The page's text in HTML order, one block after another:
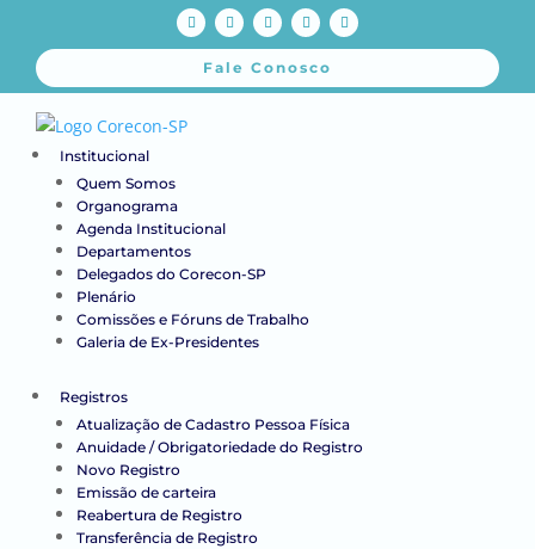
Fale Conosco
Institucional
Quem Somos
Organograma
Agenda Institucional
Departamentos
Delegados do Corecon-SP
Plenário
Comissões e Fóruns de Trabalho
Galeria de Ex-Presidentes
Registros
Atualização de Cadastro Pessoa Física
Anuidade / Obrigatoriedade do Registro
Novo Registro
Emissão de carteira
Reabertura de Registro
Transferência de Registro